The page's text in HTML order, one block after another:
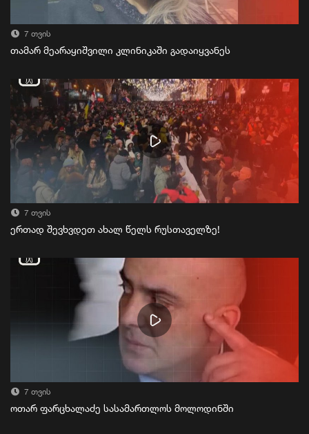
7 თვის
თამარ მეარაყიშვილი კლინიკაში გადაიყვანეს
7 თვის
ერთად შევხვდეთ ახალ წელს რუსთაველზე!
7 თვის
ოთარ ფარცხალაძე სასამართლოს მოლოდინში